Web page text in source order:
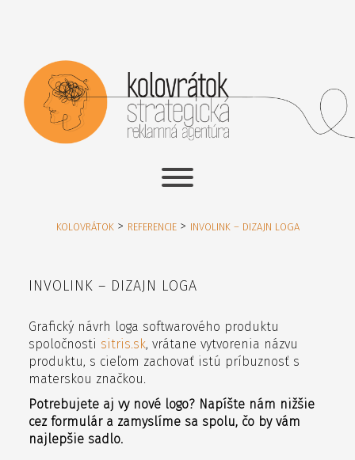
KOLOVRÁTOK > REFERENCIE > INVOLINK – DIZAJN LOGA
INVOLINK – DIZAJN LOGA
Grafický návrh loga softwarového produktu
spoločnosti sitris.sk, vrátane vytvorenia názvu
produktu, s cieľom zachovať istú príbuznosť s
materskou značkou.
Potrebujete aj vy nové logo? Napíšte nám nižšie
cez formulár a zamyslíme sa spolu, čo by vám
najlepšie sadlo.